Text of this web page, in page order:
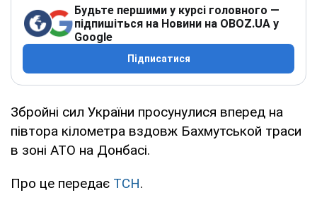
Будьте першими у курсі головного —
підпишіться на Новини на OBOZ.UA у
Google
Підписатися
Збройні сил України просунулися вперед на
півтора кілометра вздовж Бахмутськой траси
в зоні АТО на Донбасі.
Про це передає ТСН.